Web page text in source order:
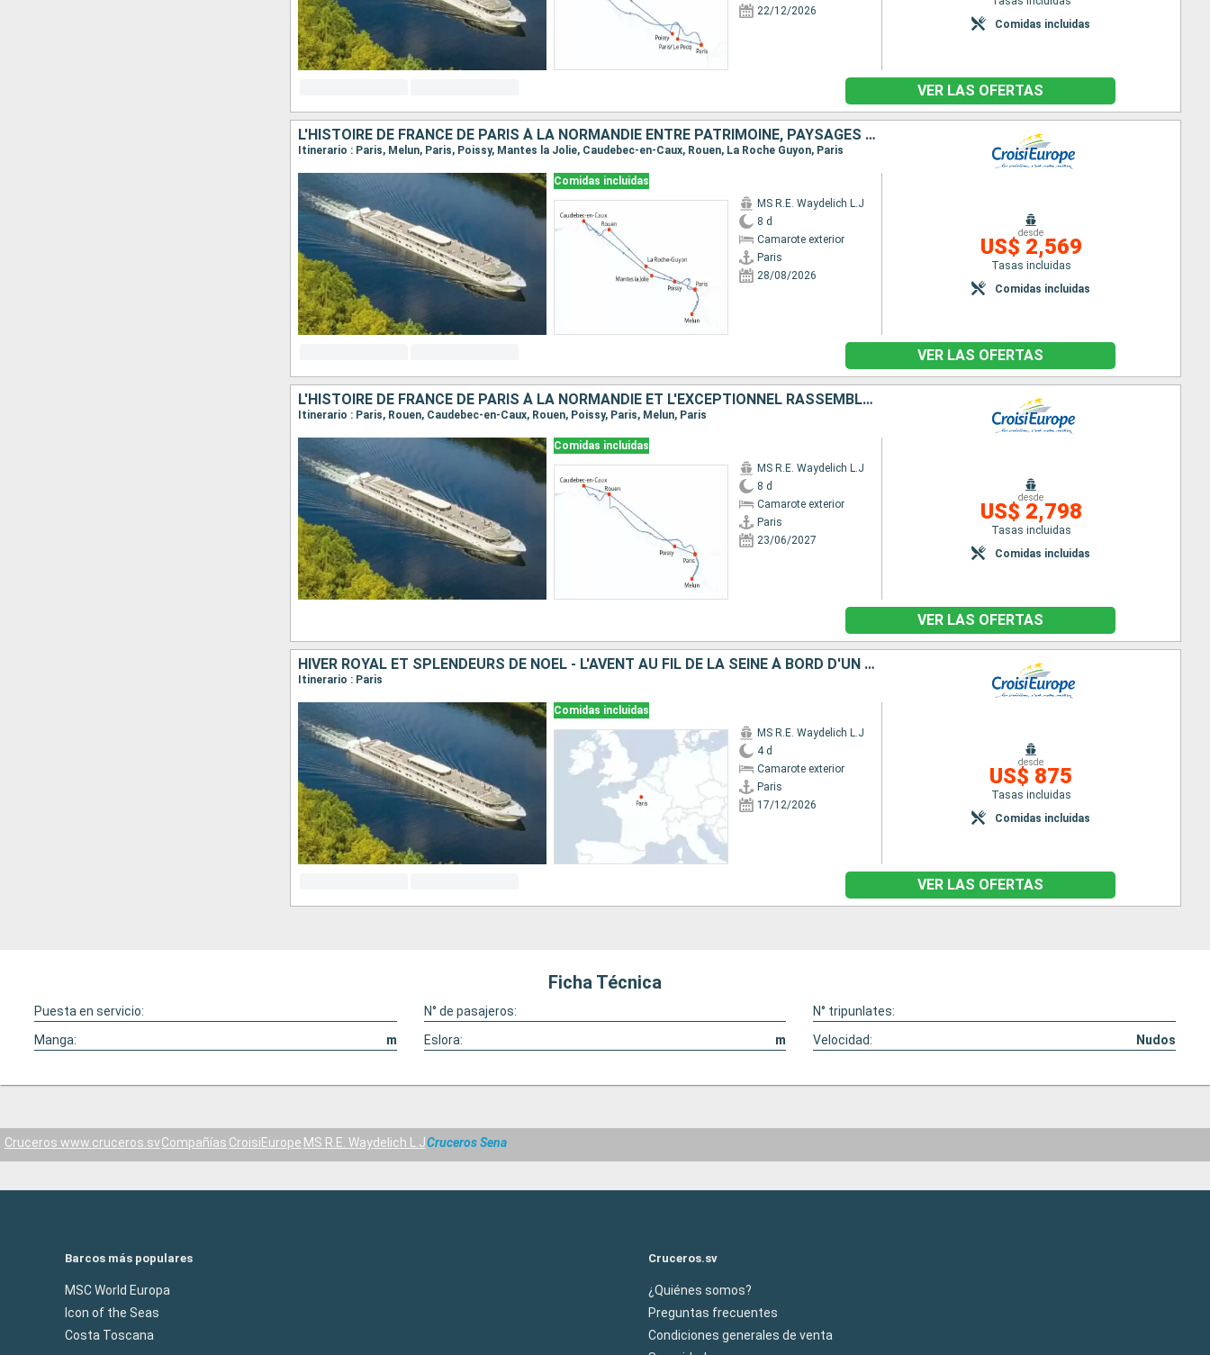
22/12/2026
Comidas incluidas
VER LAS OFERTAS
L'HISTOIRE DE FRANCE DE PARIS À LA NORMANDIE ENTRE PATRIMOINE, PAYSAGES ET NUANCE IMPRESSIONNISTE
Itinerario : Paris, Melun, Paris, Poissy, Mantes la Jolie, Caudebec-en-Caux, Rouen, La Roche Guyon, Paris
Comidas incluidas
MS R.E. Waydelich L.J
8 d
Camarote exterior
Paris
28/08/2026
desde
US$ 2,569
Tasas incluidas
Comidas incluidas
VER LAS OFERTAS
L'HISTOIRE DE FRANCE DE PARIS À LA NORMANDIE ET L'EXCEPTIONNEL RASSEMBLEMENT DE GRANDS VOILIERS DE L'ARMADA DE ROUEN
Itinerario : Paris, Rouen, Caudebec-en-Caux, Rouen, Poissy, Paris, Melun, Paris
Comidas incluidas
MS R.E. Waydelich L.J
8 d
Camarote exterior
Paris
23/06/2027
desde
US$ 2,798
Tasas incluidas
Comidas incluidas
VER LAS OFERTAS
HIVER ROYAL ET SPLENDEURS DE NOËL - L'AVENT AU FIL DE LA SEINE À BORD D'UN BATEAU À ROUES À AUBES
Itinerario : Paris
Comidas incluidas
MS R.E. Waydelich L.J
4 d
Camarote exterior
Paris
17/12/2026
desde
US$ 875
Tasas incluidas
Comidas incluidas
VER LAS OFERTAS
Ficha Técnica
Puesta en servicio: N° de pasajeros:
N° tripunlates:
Manga:
m Eslora: m Velocidad: Nudos
Cruceros www.cruceros.svCompañías CroisiEurope MS R.E. Waydelich L.JCruceros Sena
Barcos más populares
MSC World Europa
Icon of the Seas
Costa Toscana
Cruceros.sv
¿Quiénes somos?
Preguntas frecuentes
Condiciones generales de venta